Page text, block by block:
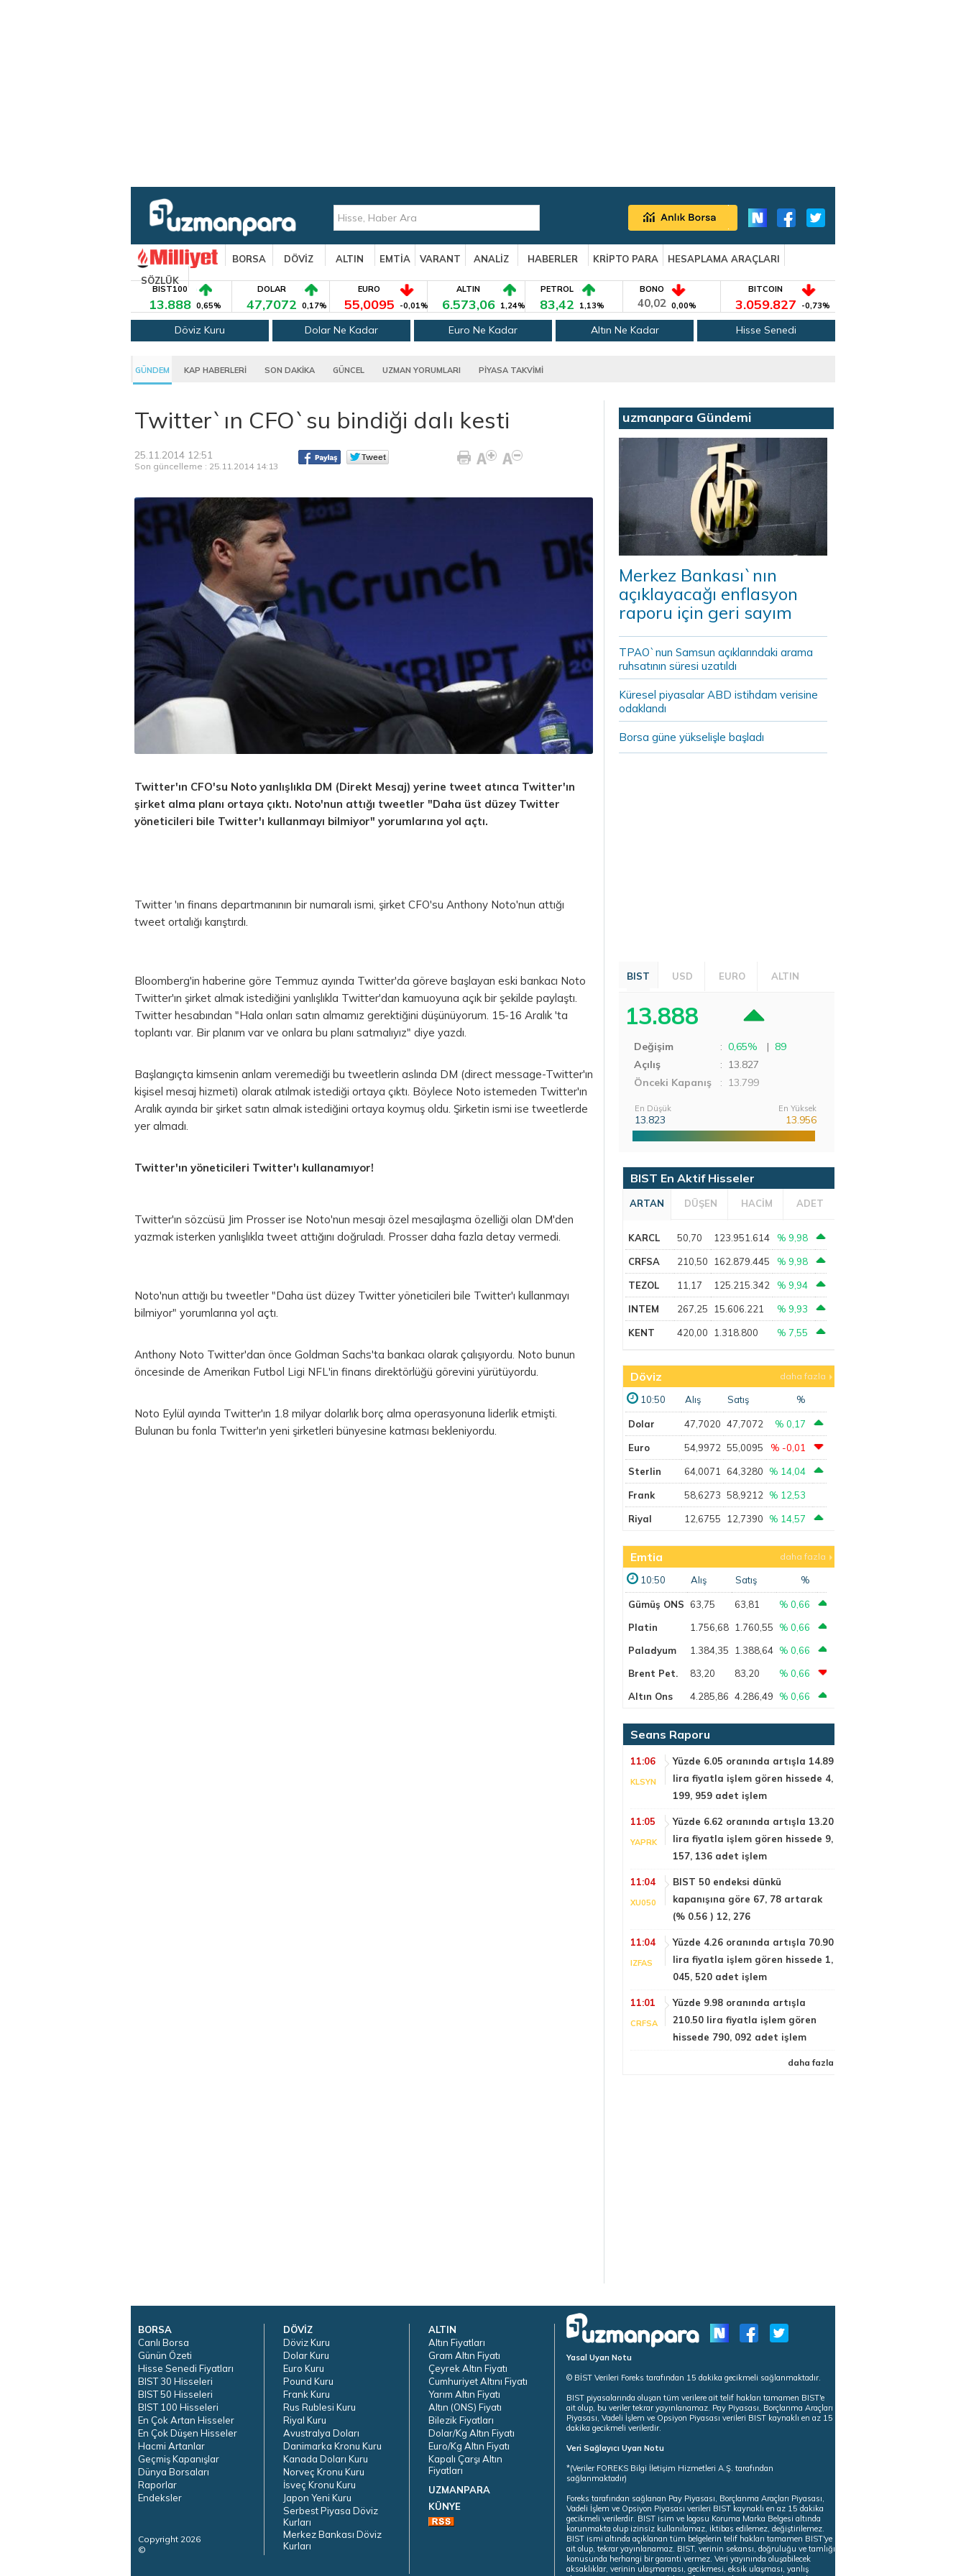
BORSA DÖVİZ ALTIN EMTİA VARANT ANALİZ HABERLER KRİPTO PARA
HESAPLAMA ARAÇLARI
SÖZLÜK
BIST100
13.888 0,65%
DOLAR
47,7072 0,17%
EURO
55,0095 -0,01%
ALTIN
6.573,06 1,24%
PETROL
83,42 1,13%
BONO
40,02 0,00%
BITCOIN
3.059.827 -0,73%
Döviz Kuru Dolar Ne Kadar Euro Ne Kadar Altın Ne Kadar Hisse Senedi
GÜNDEM KAP HABERLERİ SON DAKİKA GÜNCEL UZMAN YORUMLARI PİYASA TAKVİMİ
Twitter`ın CFO`su bindiği dalı kesti
25.11.2014 12:51
Son güncelleme : 25.11.2014 14:13
Twitter'ın CFO'su Noto yanlışlıkla DM (Direkt Mesaj) yerine tweet atınca Twitter'ın
şirket alma planı ortaya çıktı. Noto'nun attığı tweetler "Daha üst düzey Twitter
yöneticileri bile Twitter'ı kullanmayı bilmiyor" yorumlarına yol açtı.
Twitter 'ın finans departmanının bir numaralı ismi, şirket CFO'su Anthony Noto'nun attığı
tweet ortalığı karıştırdı.
Bloomberg'in haberine göre Temmuz ayında Twitter'da göreve başlayan eski bankacı Noto
Twitter'ın şirket almak istediğini yanlışlıkla Twitter'dan kamuoyuna açık bir şekilde paylaştı.
Twitter hesabından "Hala onları satın almamız gerektiğini düşünüyorum. 15-16 Aralık 'ta
toplantı var. Bir planım var ve onlara bu planı satmalıyız" diye yazdı.
Başlangıçta kimsenin anlam veremediği bu tweetlerin aslında DM (direct message-Twitter'ın
kişisel mesaj hizmeti) olarak atılmak istediği ortaya çıktı. Böylece Noto istemeden Twitter'ın
Aralık ayında bir şirket satın almak istediğini ortaya koymuş oldu. Şirketin ismi ise tweetlerde
yer almadı.
Twitter'ın yöneticileri Twitter'ı kullanamıyor!
Twitter'ın sözcüsü Jim Prosser ise Noto'nun mesajı özel mesajlaşma özelliği olan DM'den
yazmak isterken yanlışlıkla tweet attığını doğruladı. Prosser daha fazla detay vermedi.
Noto'nun attığı bu tweetler "Daha üst düzey Twitter yöneticileri bile Twitter'ı kullanmayı
bilmiyor" yorumlarına yol açtı.
Anthony Noto Twitter'dan önce Goldman Sachs'ta bankacı olarak çalışıyordu. Noto bunun
öncesinde de Amerikan Futbol Ligi NFL'in finans direktörlüğü görevini yürütüyordu.
Noto Eylül ayında Twitter'ın 1.8 milyar dolarlık borç alma operasyonuna liderlik etmişti.
Bulunan bu fonla Twitter'ın yeni şirketleri bünyesine katması bekleniyordu.
uzmanpara Gündemi
Merkez Bankası`nın
açıklayacağı enflasyon
raporu için geri sayım
TPAO`nun Samsun açıklarındaki arama
ruhsatının süresi uzatıldı
Küresel piyasalar ABD istihdam verisine
odaklandı
Borsa güne yükselişle başladı
BIST USD EURO ALTIN
13.888
Değişim : 0,65% | 89
Açılış
: 13.827
Önceki Kapanış
: 13.799
En Düşük
13.823
En Yüksek
13.956
BIST En Aktif Hisseler
ARTAN DÜŞEN HACİM ADET
KARCL 50,70 123.951.614 % 9,98
CRFSA 210,50 162.879.445 % 9,98
TEZOL 11,17 125.215.342 % 9,94
INTEM 267,25 15.606.221 % 9,93
KENT 420,00 1.318.800 % 7,55
Döviz daha fazla
10:50 Alış Satış %
Dolar 47,7020 47,7072 % 0,17
Euro 54,9972 55,0095 % -0,01
Sterlin 64,0071 64,3280 % 14,04
Frank 58,6273 58,9212 % 12,53
Riyal 12,6755 12,7390 % 14,57
Emtia daha fazla
10:50 Alış Satış %
Gümüş ONS 63,75 63,81
% 0,66
Platin
1.756,68 1.760,55
% 0,66
Paladyum
1.384,35 1.388,64 % 0,66
Brent Pet.
83,20 83,20
% 0,66
Altın Ons
4.285,86 4.286,49 % 0,66
Seans Raporu
11:06
KLSYN
Yüzde 6.05 oranında artışla 14.89
lira fiyatla işlem gören hissede 4,
199, 959 adet işlem
11:05
YAPRK
Yüzde 6.62 oranında artışla 13.20
lira fiyatla işlem gören hissede 9,
157, 136 adet işlem
11:04
XU050
BIST 50 endeksi dünkü
kapanışına göre 67, 78 artarak
(% 0.56 ) 12, 276
11:04
IZFAS
Yüzde 4.26 oranında artışla 70.90
lira fiyatla işlem gören hissede 1,
045, 520 adet işlem
11:01
CRFSA
Yüzde 9.98 oranında artışla
210.50 lira fiyatla işlem gören
hissede 790, 092 adet işlem
daha fazla
BORSA
Canlı Borsa
Günün Özeti
Hisse Senedi Fiyatları
BIST 30 Hisseleri
BIST 50 Hisseleri
BIST 100 Hisseleri
En Çok Artan Hisseler
En Çok Düşen Hisseler
Hacmi Artanlar
Geçmiş Kapanışlar
Dünya Borsaları
Raporlar
Endeksler
Copyright 2026
©
DÖVİZ
Döviz Kuru
Dolar Kuru
Euro Kuru
Pound Kuru
Frank Kuru
Rus Rublesi Kuru
Riyal Kuru
Avustralya Doları
Danimarka Kronu Kuru
Kanada Doları Kuru
Norveç Kronu Kuru
İsveç Kronu Kuru
Japon Yeni Kuru
Serbest Piyasa Döviz
Kurları
Merkez Bankası Döviz
Kurları
ALTIN
Altın Fiyatları
Gram Altın Fiyatı
Çeyrek Altın Fiyatı
Cumhuriyet Altını Fiyatı
Yarım Altın Fiyatı
Altın (ONS) Fiyatı
Bilezik Fiyatları
Dolar/Kg Altın Fiyatı
Euro/Kg Altın Fiyatı
Kapalı Çarşı Altın
Fiyatları
UZMANPARA
KÜNYE
Yasal Uyarı Notu
© BİST Verileri Foreks tarafından 15 dakika gecikmeli sağlanmaktadır.
BIST piyasalarında oluşan tüm verilere ait telif hakları tamamen BIST'e
ait olup, bu veriler tekrar yayınlanamaz. Pay Piyasası, Borçlanma Araçları
Piyasası, Vadeli İşlem ve Opsiyon Piyasası verileri BIST kaynaklı en az 15
dakika gecikmeli verilerdir.
Veri Sağlayıcı Uyarı Notu
*(Veriler FOREKS Bilgi İletişim Hizmetleri A.Ş. tarafından
sağlanmaktadır)
Foreks tarafından sağlanan Pay Piyasası, Borçlanma Araçları Piyasası,
Vadeli İşlem ve Opsiyon Piyasası verileri BIST kaynaklı en az 15 dakika
gecikmeli verilerdir. BIST isim ve logosu Koruma Marka Belgesi altında
korunmakta olup izinsiz kullanılamaz, iktibas edilemez, değiştirilemez.
BIST ismi altında açıklanan tüm belgelerin telif hakları tamamen BIST'ye
ait olup, tekrar yayınlanamaz. BIST, verinin sekansı, doğruluğu ve tamlığı
konusunda herhangi bir garanti vermez. Veri yayınında oluşabilecek
aksaklıklar, verinin ulaşmaması, gecikmesi, eksik ulaşması, yanlış